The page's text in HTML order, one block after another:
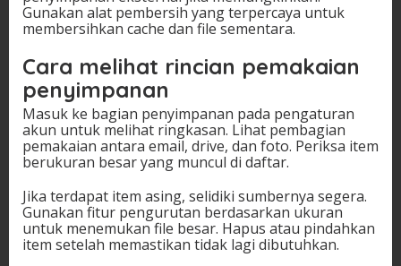
Gunakan alat pembersih yang terpercaya untuk
membersihkan cache dan file sementara.
Cara melihat rincian pemakaian
penyimpanan
Masuk ke bagian penyimpanan pada pengaturan
akun untuk melihat ringkasan. Lihat pembagian
pemakaian antara email, drive, dan foto. Periksa item
berukuran besar yang muncul di daftar.
Jika terdapat item asing, selidiki sumbernya segera.
Gunakan fitur pengurutan berdasarkan ukuran
untuk menemukan file besar. Hapus atau pindahkan
item setelah memastikan tidak lagi dibutuhkan.